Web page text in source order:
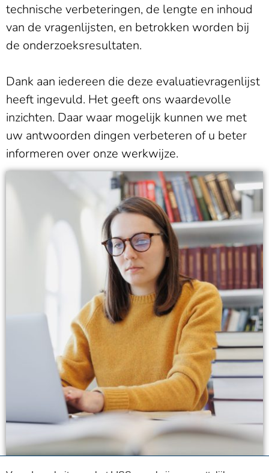
technische verbeteringen, de lengte en inhoud
van de vragenlijsten, en betrokken worden bij
de onderzoeksresultaten.
Dank aan iedereen die deze evaluatievragenlijst
heeft ingevuld. Het geeft ons waardevolle
inzichten. Daar waar mogelijk kunnen we met
uw antwoorden dingen verbeteren of u beter
informeren over onze werkwijze.